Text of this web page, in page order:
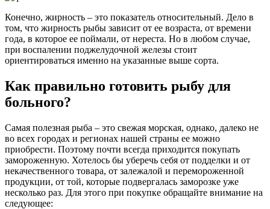
Конечно, жирность – это показатель относительный. Дело в
том, что жирность рыбы зависит от ее возраста, от времени
года, в которое ее поймали, от нереста. Но в любом случае,
при воспалении поджелудочной железы стоит
ориентироваться именно на указанные выше сорта.
Как правильно готовить рыбу для
больного?
Самая полезная рыба – это свежая морская, однако, далеко не
во всех городах и регионах нашей страны ее можно
приобрести. Поэтому почти всегда приходится покупать
замороженную. Хотелось бы уберечь себя от подделки и от
некачественного товара, от залежалой и перемороженной
продукции, от той, которые подвергалась заморозке уже
несколько раз. Для этого при покупке обращайте внимание на
следующее: